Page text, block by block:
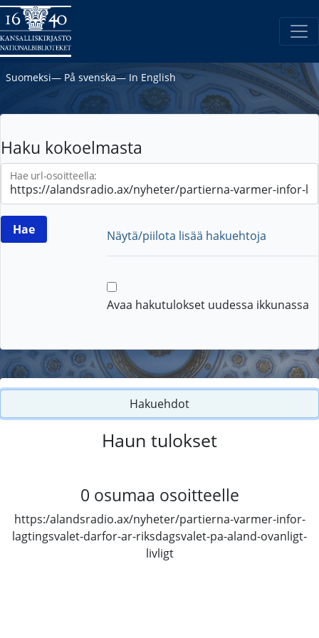
Suomeksi― På svenska― In English
Haku kokoelmasta
Hae url-osoitteella:
Näytä/piilota lisää hakuehtoja
Avaa hakutulokset uudessa ikkunassa
Hakuehdot
Haun tulokset
0 osumaa osoitteelle
https:/alandsradio.ax/nyheter/partierna-varmer-infor-
lagtingsvalet-darfor-ar-riksdagsvalet-pa-aland-ovanligt-
livligt